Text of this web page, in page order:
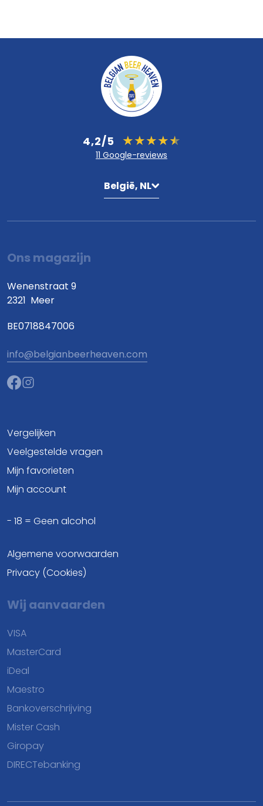
4,2/5
11 Google-reviews
België, NL
Ons magazijn
Wenenstraat 9
2321 Meer
BE0718847006
info@belgianbeerheaven.com
Vergelijken
Veelgestelde vragen
Mijn favorieten
Mijn account
- 18 = Geen alcohol
Algemene voorwaarden
Privacy (Cookies)
Wij aanvaarden
VISA
MasterCard
iDeal
Maestro
Bankoverschrijving
Mister Cash
Giropay
DIRECTebanking